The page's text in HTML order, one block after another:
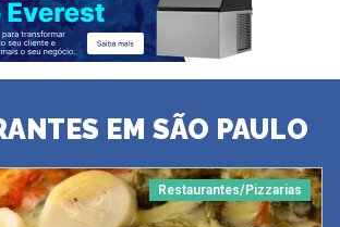
EM SÃO PAULO
Restaurantes/Pizzarias